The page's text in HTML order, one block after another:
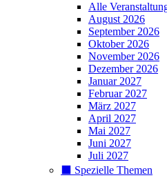
Alle
August 2026
September 2026
Oktober 2026
November 2026
Dezember 2026
Januar 2027
Februar 2027
März 2027
April 2027
Mai 2027
Juni 2027
Juli 2027
⬛️ Spezielle Themen